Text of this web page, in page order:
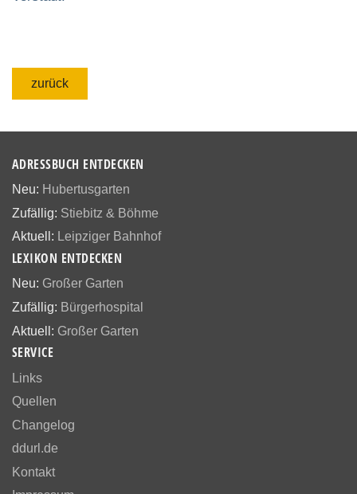
zurück
ADRESSBUCH ENTDECKEN
Neu: Hubertusgarten
Zufällig: Stiebitz & Böhme
Aktuell: Leipziger Bahnhof
LEXIKON ENTDECKEN
Neu: Großer Garten
Zufällig: Bürgerhospital
Aktuell: Großer Garten
SERVICE
Links
Quellen
Changelog
ddurl.de
Kontakt